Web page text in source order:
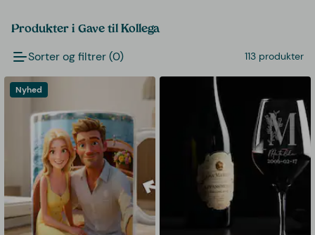
Produkter i Gave til Kollega
Sorter og filtrer (0) 113 produkter
Nyhed